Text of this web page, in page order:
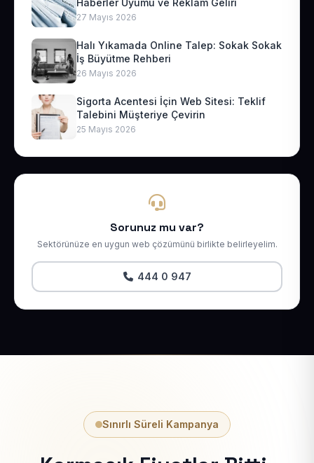
Haberler Uyumu ve Reklam Geliri
27 Mayıs 2026
Halı Yıkamada Online Talep: Sokak Sokak
İş Büyütme Rehberi
26 Mayıs 2026
Sigorta Acentesi İçin Web Sitesi: Teklif
Talebini Müşteriye Çevirin
25 Mayıs 2026
Sorunuz mu var?
Sektörünüze en uygun web çözümünü birlikte belirleyelim.
444 0 947
Sınırlı Süreli Kampanya